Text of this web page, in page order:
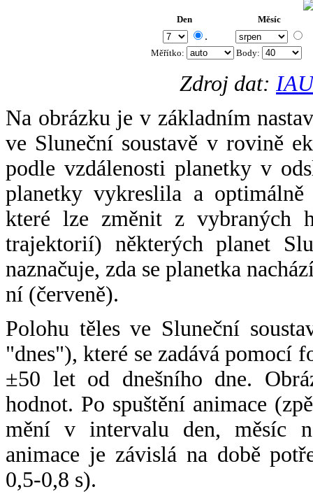
Den Měsíc
.
Měřítko: Body:
Zdroj dat:
Na obrázku je v základním
ve Sluneční soustavě v rovině
podle vzdálenosti planetky v
planetky vykreslila a
které lze změnit z vybraných
trajektorií) některých planet
naznačuje, zda se planetka
ní (červeně).
Polohu těles ve Sluneční
"dnes"), které se zadává pomocí
±50 let od dnešního dne.
hodnot. Po spuštění animace
mění v intervalu den, měsíc
animace je závislá na době
0,5-0,8 s).